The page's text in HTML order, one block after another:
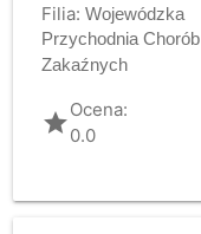
Filia: Wojewódzka
Przychodnia Chorób
Zakaźnych
gradeOcena:
0.0